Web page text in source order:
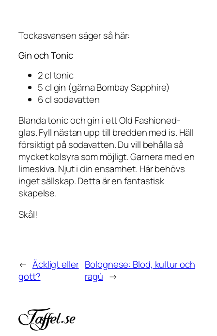
Tockasvansen säger så här:
Gin och Tonic
2 cl tonic
5 cl gin (gärna Bombay Sapphire)
6 cl sodavatten
Blanda tonic och gin i ett Old Fashioned-
glas. Fyll nästan upp till bredden med is. Häll
försiktigt på sodavatten. Du vill behålla så
mycket kolsyra som möjligt. Garnera med en
limeskiva. Njut i din ensamhet. Här behövs
inget sällskap. Detta är en fantastisk
skapelse.
Skål!
← Äckligt eller
gott?
Bolognese: Blod, kultur och
ragù →